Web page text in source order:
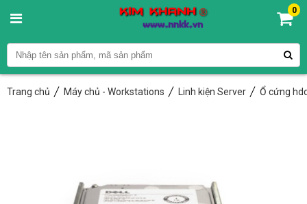
0
Trang chủ Máy chủ - Workstations Linh kiện Server Ổ cứng